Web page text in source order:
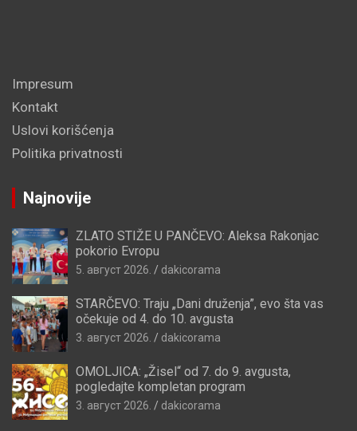
Impresum
Kontakt
Uslovi korišćenja
Politika privatnosti
Najnovije
ZLATO STIŽE U PANČEVO: Aleksa Rakonjac
pokorio Evropu
5. август 2026. dakicorama
STARČEVO: Traju „Dani druženja”, evo šta vas
očekuje od 4. do 10. avgusta
3. август 2026. dakicorama
OMOLJICA: „Žisel“ od 7. do 9. avgusta,
pogledajte kompletan program
3. август 2026. dakicorama